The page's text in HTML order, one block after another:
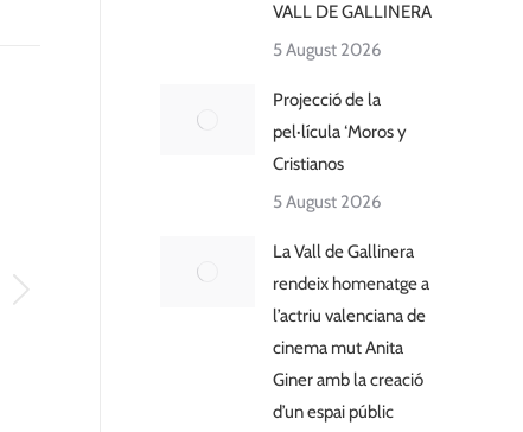
VALL DE GALLINERA
5 August 2026
Projecció de la
pel·lícula ‘Moros y
Cristianos
5 August 2026
La Vall de Gallinera
rendeix homenatge a
l’actriu valenciana de
cinema mut Anita
Giner amb la creació
d’un espai públic